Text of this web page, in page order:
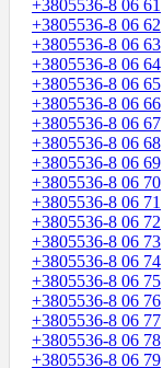
+3805536-8 06 61
+3805536-8 06 62
+3805536-8 06 63
+3805536-8 06 64
+3805536-8 06 65
+3805536-8 06 66
+3805536-8 06 67
+3805536-8 06 68
+3805536-8 06 69
+3805536-8 06 70
+3805536-8 06 71
+3805536-8 06 72
+3805536-8 06 73
+3805536-8 06 74
+3805536-8 06 75
+3805536-8 06 76
+3805536-8 06 77
+3805536-8 06 78
+3805536-8 06 79